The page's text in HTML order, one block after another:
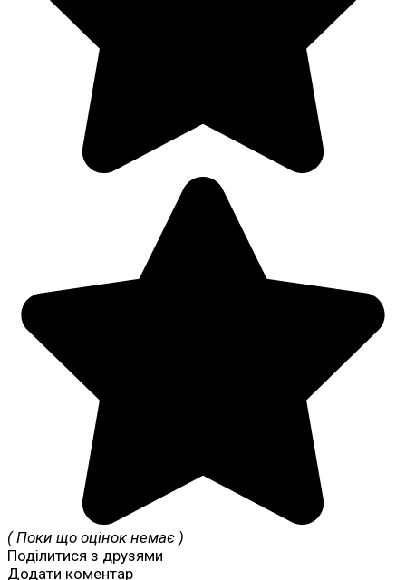
( Поки що оцінок немає )
Поділитися з друзями
Додати коментар